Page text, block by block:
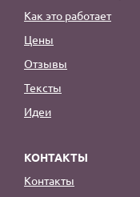
Как это работает
Цены
Отзывы
Тексты
Идеи
КОНТАКТЫ
Контакты